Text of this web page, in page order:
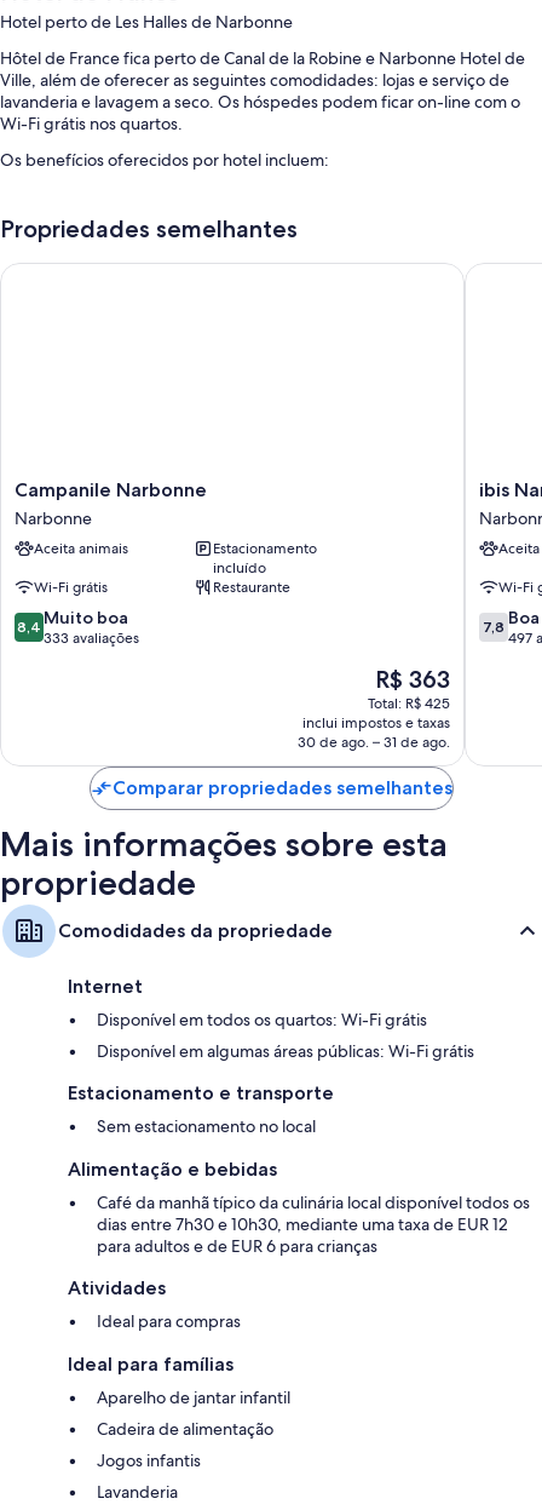
Hotel perto de Les Halles de Narbonne
Hôtel de France fica perto de Canal de la Robine e Narbonne Hotel de
Ville, além de oferecer as seguintes comodidades: lojas e serviço de
lavanderia e lavagem a seco. Os hóspedes podem ficar on-line com o
Wi-Fi grátis nos quartos.
Os benefícios oferecidos por hotel incluem:
expresso e check-in expresso
Outras comodidades são:
Trocador, cadeira de alimentação e talheres infantis
Banheiros com banheiras ou chuveiros e produtos de toalete grátis
Smart TVs de 45 polegadas com canais a cabo
Guarda-roupa ou closet, serviço de arrumação diário e escrivaninhas
Propriedades semelhantes
Campanile
Narbonne
Narbonne
Campanile Narbonne
Narbonne
Aceita animais
Estacionamento
incluído
Wi-Fi grátis
Restaurante
8.4
de
8,4 Muito boa
333 avaliações
O
preço
é
de
R$ 363
R$ 363
Total: R$ 425
inclui impostos e taxas
30 de ago. – 31 de ago.
Campanile Narbonne
ibis
ibis
Wi-Fi
7.8
de
7,8 Boa
497
ibis
Comparar propriedades semelhantes
Mais informações sobre esta
propriedade
Comodidades da propriedade
Internet
Disponível em todos os quartos: Wi-Fi grátis
Disponível em algumas áreas públicas: Wi-Fi grátis
Estacionamento e transporte
Sem estacionamento no local
Alimentação e bebidas
Café da manhã típico da culinária local disponível todos os
dias entre 7h30 e 10h30, mediante uma taxa de EUR 12
para adultos e de EUR 6 para crianças
Atividades
Ideal para compras
Ideal para famílias
Aparelho de jantar infantil
Cadeira de alimentação
Jogos infantis
Lavanderia